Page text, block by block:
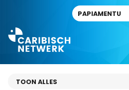
PAPIAMENTU